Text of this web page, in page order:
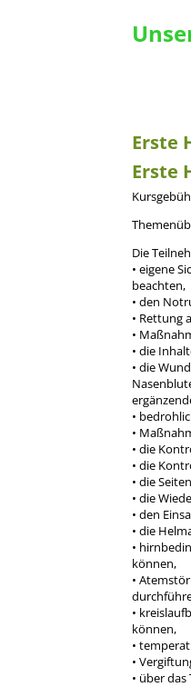
Erste
Erste
Die
• eigene
beachten,
• den
• Rettung
•
• die
• die
•
•
• die
• die
• die
• die
• den
• die
•
können,
•
•
können,
•
•
• über